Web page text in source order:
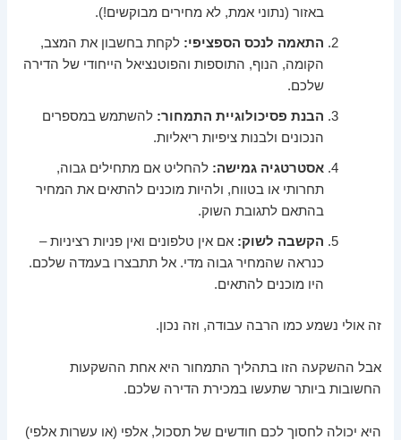
באזור (נתוני אמת, לא מחירים מבוקשים!).
התאמה לנכס הספציפי: לקחת בחשבון את המצב,
הקומה, הנוף, התוספות והפוטנציאל הייחודי של הדירה
שלכם.
הבנת פסיכולוגיית התמחור: להשתמש במספרים
הנכונים ולבנות ציפיות ריאליות.
אסטרטגיה גמישה: להחליט אם מתחילים גבוה,
תחרותי או בטווח, ולהיות מוכנים להתאים את המחיר
בהתאם לתגובת השוק.
הקשבה לשוק: אם אין טלפונים ואין פניות רציניות –
כנראה שהמחיר גבוה מדי. אל תתבצרו בעמדה שלכם.
היו מוכנים להתאים.
זה אולי נשמע כמו הרבה עבודה, וזה נכון.
אבל ההשקעה הזו בתהליך התמחור היא אחת ההשקעות
החשובות ביותר שתעשו במכירת הדירה שלכם.
היא יכולה לחסוך לכם חודשים של תסכול, אלפי (או עשרות אלפי)